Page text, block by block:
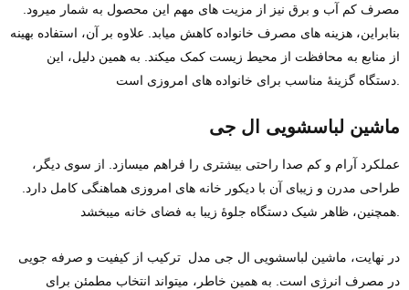
مصرف کم آب و برق نیز از مزیت‌ های مهم این محصول به شمار میرود.
بنابراین، هزینه‌ های مصرف خانواده کاهش میابد. علاوه بر آن، استفاده بهینه
از منابع به محافظت از محیط زیست کمک میکند. به همین دلیل، این
ماشین لباسشویی ال‌ جی
عملکرد آرام و کم‌ صدا راحتی بیشتری را فراهم میسازد. از سوی دیگر،
طراحی مدرن و زیبای آن با دیکور خانه‌ های امروزی هماهنگی کامل دارد.
در نهایت، ماشین لباسشویی ال‌ جی مدل ترکیب از کیفیت و صرفه‌ جویی
در مصرف انرژی است. به همین خاطر، میتواند انتخاب مطمئن برای